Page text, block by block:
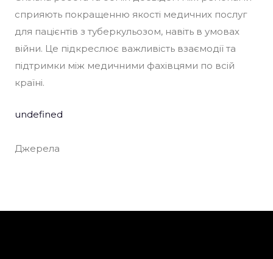
сприяють покращенню якості медичних послуг
для пацієнтів з туберкульозом, навіть в умовах
війни. Це підкреслює важливість взаємодії та
підтримки між медичними фахівцями по всій
країні.​
undefined
Джерела